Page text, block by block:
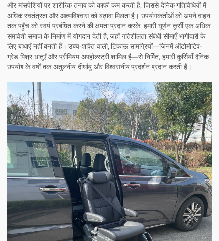
और मांसपेशियों पर शारीरिक तनाव को काफी कम करती है, जिससे दैनिक गतिविधियों में
अधिक स्वतंत्रता और आत्मविश्वास को बढ़ावा मिलता है। उपयोगकर्ताओं को अपने वाहन
तक पहुँच को स्वयं प्रबंधित करने की क्षमता प्रदान करके, हमारी घूर्णन कुर्सी एक अधिक
समावेशी समाज के निर्माण में योगदान देती है, जहाँ गतिशीलता संबंधी सीमाएँ भागीदारी के
लिए बाधाएँ नहीं बनती हैं। उच्च-शक्ति वाली, टिकाऊ सामग्रियों—जिनमें ऑटोमोटिव-
ग्रेड मिश्र धातुएँ और प्रीमियम अपहोल्स्ट्री शामिल हैं—से निर्मित, हमारी कुर्सियाँ दैनिक
उपयोग के वर्षों तक अतुलनीय दीर्घायु और विश्वसनीय प्रदर्शन प्रदान करती हैं।